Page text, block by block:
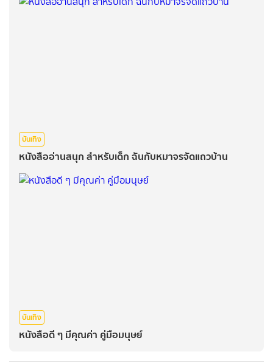
บันเทิง
หนังสืออ่านสนุก สำหรับเด็ก ฉันกับหมาจรจัดแถวบ้าน
บันเทิง
หนังสือดี ๆ มีคุณค่า คู่มือมนุษย์